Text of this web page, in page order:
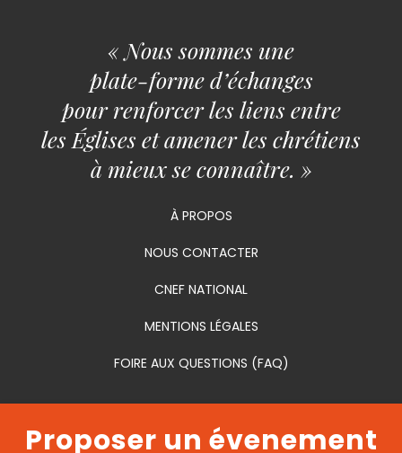
« Nous sommes une
plate-forme d’échanges
pour renforcer les liens entre
les Églises et amener les chrétiens
à mieux se connaître. »
À PROPOS
NOUS CONTACTER
CNEF NATIONAL
MENTIONS LÉGALES
FOIRE AUX QUESTIONS (FAQ)
Proposer un évenement